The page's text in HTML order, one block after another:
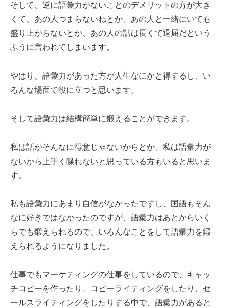
そして、逆に語彙力がないことのデメリットの方が大き
くて、あの人つまらないねとか、あの人と一緒にいても
盛り上がらないとか、あの人の話は長くて退屈だという
ふうに言われてしまいます。
やはり、語彙力があった方が人生なにかと得するし、い
ろんな場面で役に立つと思います。
そして語彙力は結構簡単に鍛えることができます。
私は話がそんなに得意じゃないからとか、私は語彙力が
ないから上手く喋れないと思っている方もいると思いま
す。
私も語彙力にあまり自信がなかったですし、国語もそん
なに好きではなかったのですが、語彙力はあとからいく
らでも鍛えられるので、いろんなことをして語彙力を鍛
えられるようになりました。
仕事でもマーケティングの仕事をしているので、キャッ
チコピーを作ったり、コピーライティングをしたり、セ
ールスライティングをしたりする中で、語彙力があると